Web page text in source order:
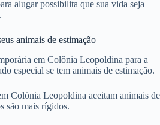
alugar possibilita que sua vida seja
animais de estimação
em Colônia Leopoldina para a
especial se tem animais de estimação.
Colônia Leopoldina aceitam animais de
são mais rígidos.